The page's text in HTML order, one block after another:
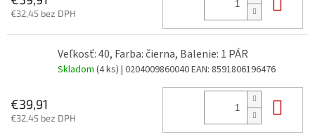
€32,45 bez DPH
Veľkosť: 40, Farba: čierna, Balenie: 1 PÁR
Skladom (4 ks) | 0204009860040EAN: 8591806196476
€39,91
€32,45 bez DPH